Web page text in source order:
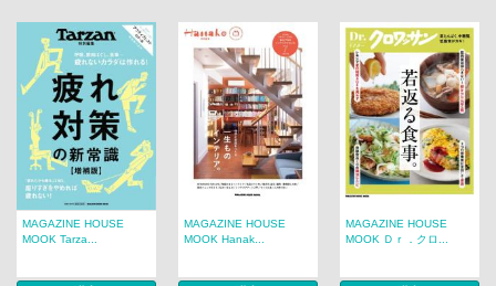
MAGAZINE HOUSE
MOOK Tarza...
MAGAZINE HOUSE
MOOK Hanak...
MAGAZINE HOUSE
MOOK Ｄｒ．クロ...